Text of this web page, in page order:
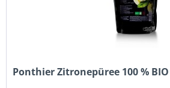
Ponthier Zitronepüree 100 %